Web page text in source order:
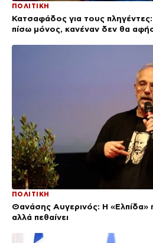
ΠΟΛΙΤΙΚΗ
Κατσαφάδος για τους
πίσω μόνος, κανέναν δεν θα
ΠΟΛΙΤΙΚΗ
Θανάσης Αυγερινός: Η «Ελπίδα»
αλλά πεθαίνει